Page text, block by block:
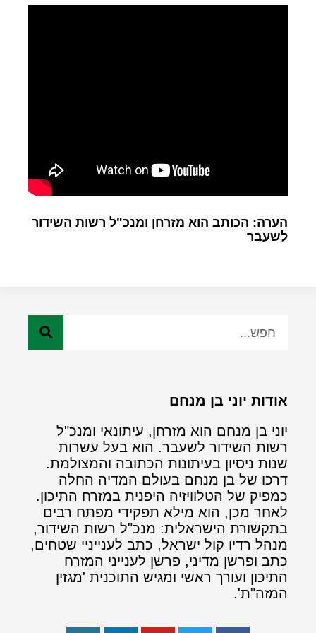
הערה: הכותב הוא מזרחן ומנכ"ל רשות השידור
לשעבר
אודות יוני בן מנחם
יוני בן מנחם הוא מזרחן, עיתונאי ומנכ"ל
רשות השידור לשעבר. הוא בעל עשרות
שנות ניסיון בעיתונות הכתובה והמצולמת.
דרכו של בן מנחם בעולם המדיה החלה
כמפיק של הטלוויזיה היפנית במזרח התיכון.
לאחר מכן, הוא מילא תפקידי מפתח רבים
בתקשורת הישראלית: מנכ"ל רשות השידור,
מנהל רדיו קול ישראל, כתב לענייניי שטחים,
כתב ופרשן מדיני, פרשן לענייני המזרח
התיכון ועורך ראשי ומגיש התוכנית 'מגזין
המזה"ת'.